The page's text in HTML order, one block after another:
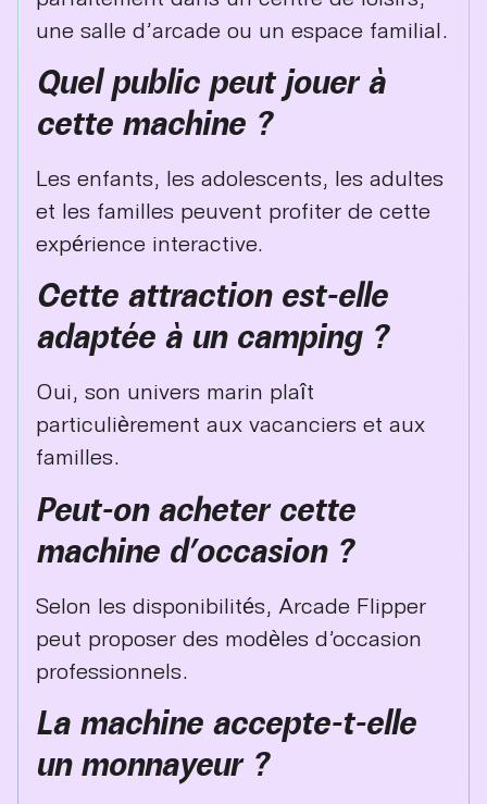
une salle d’arcade ou un espace familial.
Quel public peut jouer à
cette machine ?
Les enfants, les adolescents, les adultes
et les familles peuvent profiter de cette
expérience interactive.
Cette attraction est-elle
adaptée à un camping ?
Oui, son univers marin plaît
particulièrement aux vacanciers et aux
familles.
Peut-on acheter cette
machine d’occasion ?
Selon les disponibilités, Arcade Flipper
peut proposer des modèles d’occasion
professionnels.
La machine accepte-t-elle
un monnayeur ?